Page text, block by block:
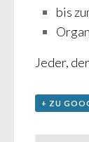
bis
Jeder,
+ ZU